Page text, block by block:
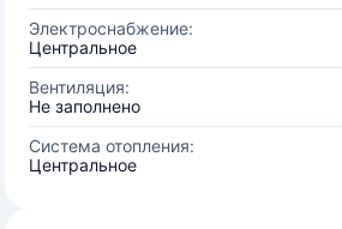
Электроснабжение:
Центральное
Вентиляция:
Не заполнено
Система отопления:
Центральное